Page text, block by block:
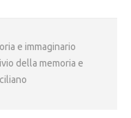
e immaginario
della memoria e